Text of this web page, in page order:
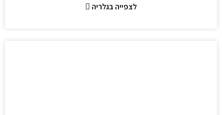
לצפייה בגלריה